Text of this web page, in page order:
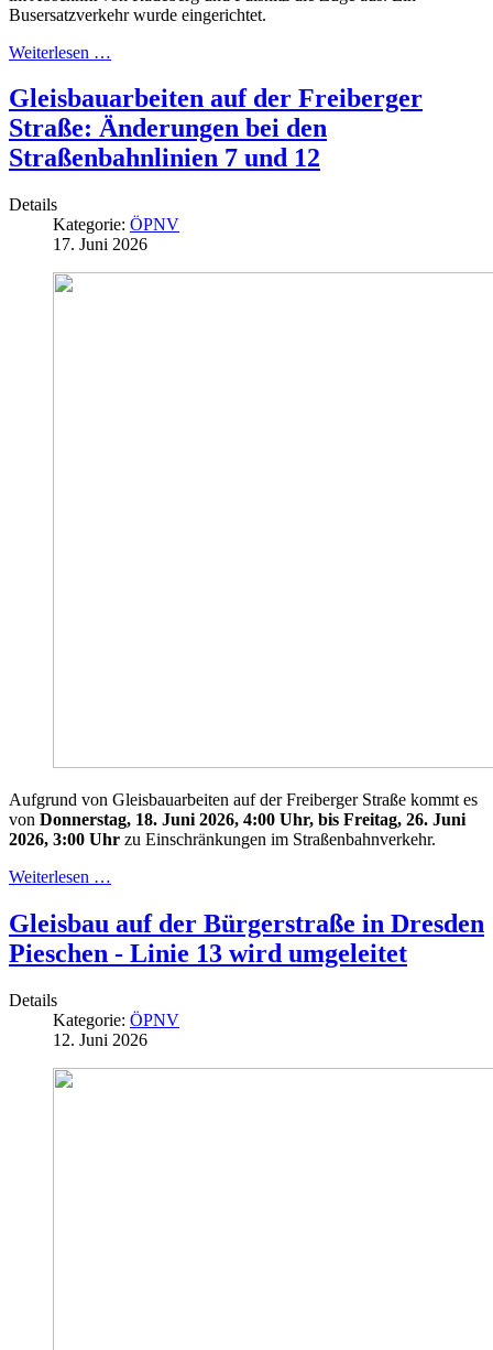
Busersatzverkehr wurde eingerichtet.
Weiterlesen …
Gleisbauarbeiten auf der Freiberger
Straße: Änderungen bei den
Straßenbahnlinien 7 und 12
Details
Kategorie: ÖPNV
17. Juni 2026
Aufgrund von Gleisbauarbeiten auf der Freiberger Straße kommt es
von Donnerstag, 18. Juni 2026, 4:00 Uhr, bis Freitag, 26. Juni
2026, 3:00 Uhr zu Einschränkungen im Straßenbahnverkehr.
Weiterlesen …
Gleisbau auf der Bürgerstraße in Dresden
Pieschen - Linie 13 wird umgeleitet
Details
Kategorie: ÖPNV
12. Juni 2026